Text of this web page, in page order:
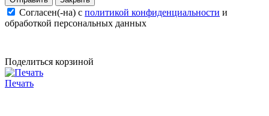
Согласен(-на) c политикой конфиденциальности и
обработкой персональных данных
Поделиться корзиной
Печать